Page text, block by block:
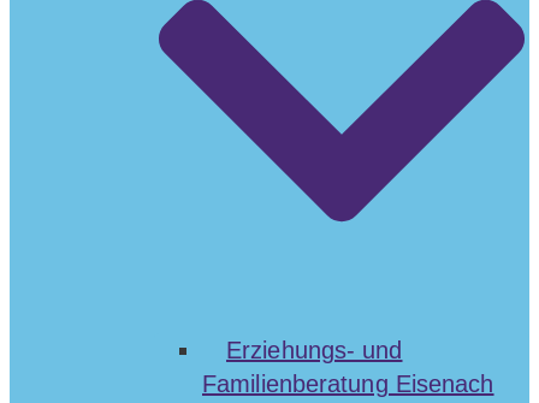
Erziehungs- und
Familienberatung Eisenach